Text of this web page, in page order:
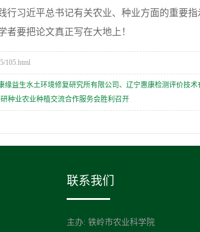
行习近平总书记有关农业、种业方面的重要
者要把论文真正写在大地上！
105.html
缘益生水土环境修复研究所有限公司、辽宁惠康检测评价技
种业农业种植交流合作服务会胜利召开
联系我们
主办: 铁岭市农业科学院